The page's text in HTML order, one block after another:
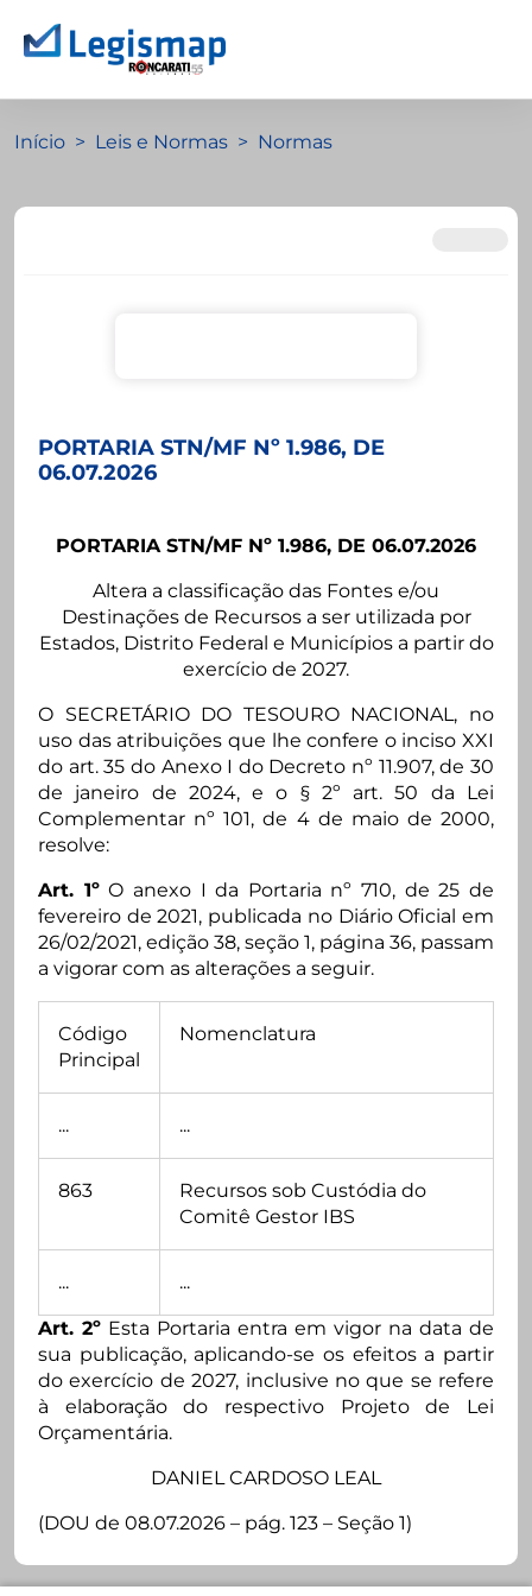
Início Leis e Normas Normas
PORTARIA STN/MF Nº 1.986, DE
06.07.2026
PORTARIA STN/MF Nº 1.986, DE 06.07.2026
Altera a classificação das Fontes e/ou
Destinações de Recursos a ser utilizada por
Estados, Distrito Federal e Municípios a partir do
exercício de 2027.
O SECRETÁRIO DO TESOURO NACIONAL, no
uso das atribuições que lhe confere o inciso XXI
do art. 35 do Anexo I do Decreto nº 11.907, de 30
de janeiro de 2024, e o § 2º art. 50 da Lei
Complementar nº 101, de 4 de maio de 2000,
resolve:
Art. 1ºO anexo I da Portaria nº 710, de 25 de
fevereiro de 2021, publicada no Diário Oficial em
26/02/2021, edição 38, seção 1, página 36, passam
a vigorar com as alterações a seguir.
Código
Principal
Nomenclatura
... ...
863
Recursos sob Custódia do
Comitê Gestor IBS
... ...
Art. 2º Esta Portaria entra em vigor na data de
sua publicação, aplicando-se os efeitos a partir
do exercício de 2027, inclusive no que se refere
à elaboração do respectivo Projeto de Lei
Orçamentária.
DANIEL CARDOSO LEAL
(DOU de 08.07.2026 – pág. 123 – Seção 1)